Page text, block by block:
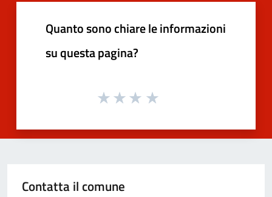
Quanto sono chiare le informazioni
su questa pagina?
Contatta il comune